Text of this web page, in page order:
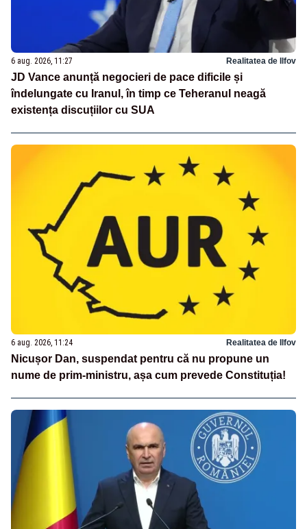
6 aug. 2026, 11:27 Realitatea de Ilfov
JD Vance anunță negocieri de pace dificile și
îndelungate cu Iranul, în timp ce Teheranul neagă
existența discuțiilor cu SUA
6 aug. 2026, 11:24 Realitatea de Ilfov
Nicușor Dan, suspendat pentru că nu propune un
nume de prim-ministru, așa cum prevede Constituția!